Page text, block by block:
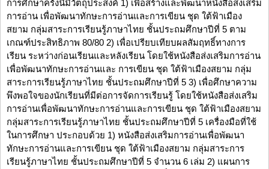
การศึกษาครั้งนี้มีวัตถุประสงค์ 1) เพื่อสร้างและพัฒนาหนังสือส่งเสริม
การอ่าน เพื่อพัฒนาทักษะการอ่านและการเขียน ชุด ใต้ฟ้าเมือง
สยาม กลุ่มสาระการเรียนรู้ภาษาไทย ชั้นประถมศึกษาปีที่ 5 ตาม
เกณฑ์ประสิทธิภาพ 80/80 2) เพื่อเปรียบเทียบผลสัมฤทธิ์ทางการ
เรียน ระหว่างก่อนเรียนและหลังเรียน โดยใช้หนังสือส่งเสริมการอ่าน
เพื่อพัฒนาทักษะการอ่านและ การเขียน ชุด ใต้ฟ้าเมืองสยาม กลุ่ม
สาระการเรียนรู้ภาษาไทย ชั้นประถมศึกษาปีที่ 5 3) เพื่อศึกษาความ
พึงพอใจของนักเรียนที่มีต่อการจัดการเรียนรู้ โดยใช้หนังสือส่งเสริม
การอ่านเพื่อพัฒนาทักษะการอ่านและการเขียน ชุด ใต้ฟ้าเมืองสยาม
กลุ่มสาระการเรียนรู้ภาษาไทย ชั้นประถมศึกษาปีที่ 5 เครื่องมือที่ใช้
ในการศึกษา ประกอบด้วย 1) หนังสือส่งเสริมการอ่านเพื่อพัฒนา
ทักษะการอ่านและการเขียน ชุด ใต้ฟ้าเมืองสยาม กลุ่มสาระการ
เรียนรู้ภาษาไทย ชั้นประถมศึกษาปีที่ 5 จำนวน 6 เล่ม 2) แผนการ